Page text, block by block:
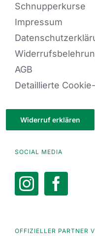
Schnupperkurse
Impressum
AGB
Detaillierte
Widerruf erklären
SOCIAL MEDIA
OFFIZIELLER PARTNER